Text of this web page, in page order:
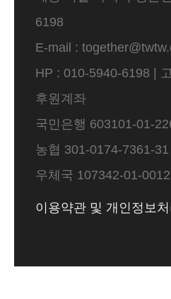
6198
E-mail :
HP : 010-5940-6198 |
후원계좌
국민은행 603101-01-
농협 301-0174-7361-31
우체국 107342-01-
이용약관 및 개인정보